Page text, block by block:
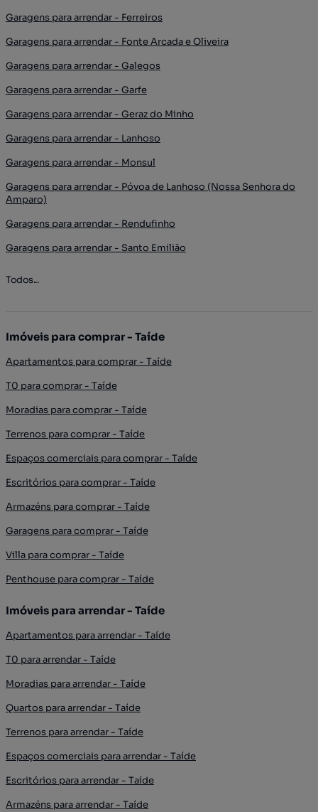
Garagens para arrendar - Ferreiros
Garagens para arrendar - Fonte Arcada e Oliveira
Garagens para arrendar - Galegos
Garagens para arrendar - Garfe
Garagens para arrendar - Geraz do Minho
Garagens para arrendar - Lanhoso
Garagens para arrendar - Monsul
Garagens para arrendar - Póvoa de Lanhoso (Nossa Senhora do
Amparo)
Garagens para arrendar - Rendufinho
Garagens para arrendar - Santo Emilião
Todos...
Imóveis para comprar - Taíde
Apartamentos para comprar - Taíde
T0 para comprar - Taíde
Moradias para comprar - Taíde
Terrenos para comprar - Taíde
Espaços comerciais para comprar - Taíde
Escritórios para comprar - Taíde
Armazéns para comprar - Taíde
Garagens para comprar - Taíde
Villa para comprar - Taíde
Penthouse para comprar - Taíde
Imóveis para arrendar - Taíde
Apartamentos para arrendar - Taíde
T0 para arrendar - Taíde
Moradias para arrendar - Taíde
Quartos para arrendar - Taíde
Terrenos para arrendar - Taíde
Espaços comerciais para arrendar - Taíde
Escritórios para arrendar - Taíde
Armazéns para arrendar - Taíde